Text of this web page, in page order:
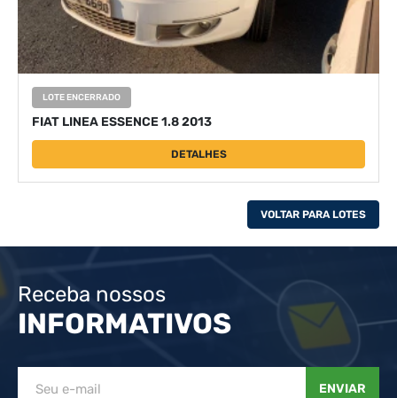
LOTE ENCERRADO
FIAT LINEA ESSENCE 1.8 2013
DETALHES
VOLTAR PARA LOTES
Receba nossos
INFORMATIVOS
ENVIAR